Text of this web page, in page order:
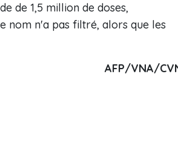
de 1,5 million de doses,
nom n'a pas filtré, alors que les
AFP/VNA/